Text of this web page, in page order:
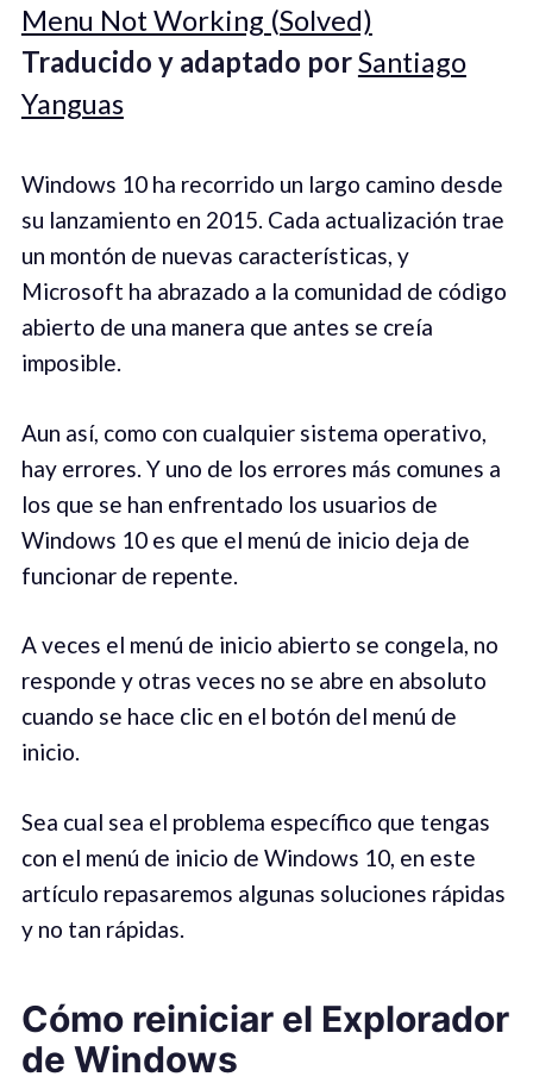
Menu Not Working (Solved)
Traducido y adaptado porSantiago
Yanguas
Windows 10 ha recorrido un largo camino desde
su lanzamiento en 2015. Cada actualización trae
un montón de nuevas características, y
Microsoft ha abrazado a la comunidad de código
abierto de una manera que antes se creía
imposible.
Aun así, como con cualquier sistema operativo,
hay errores. Y uno de los errores más comunes a
los que se han enfrentado los usuarios de
Windows 10 es que el menú de inicio deja de
funcionar de repente.
A veces el menú de inicio abierto se congela, no
responde y otras veces no se abre en absoluto
cuando se hace clic en el botón del menú de
inicio.
Sea cual sea el problema específico que tengas
con el menú de inicio de Windows 10, en este
artículo repasaremos algunas soluciones rápidas
y no tan rápidas.
Cómo reiniciar el Explorador
de Windows